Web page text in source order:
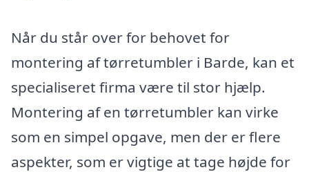
Når du står over for behovet for
montering af tørretumbler i Barde, kan et
specialiseret firma være til stor hjælp.
Montering af en tørretumbler kan virke
som en simpel opgave, men der er flere
aspekter, som er vigtige at tage højde for